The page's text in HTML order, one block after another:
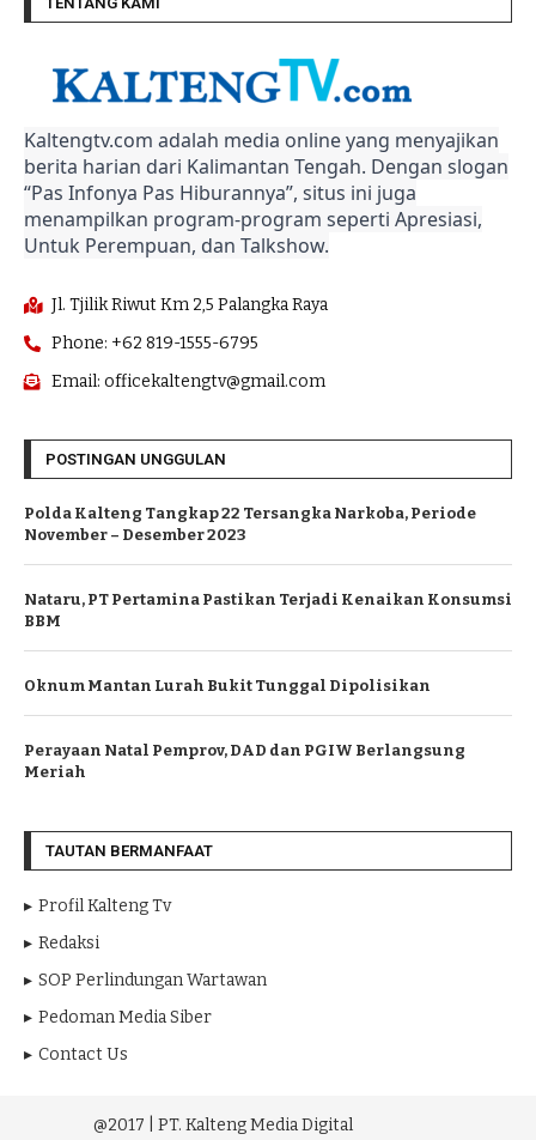
Kaltengtv.com adalah media online yang menyajikan
berita harian dari Kalimantan Tengah. Dengan slogan
“Pas Infonya Pas Hiburannya”, situs ini juga
menampilkan program-program seperti Apresiasi,
Untuk Perempuan, dan Talkshow.
Jl. Tjilik Riwut Km 2,5 Palangka Raya
Phone: +62 819-1555-6795
Email: officekaltengtv@gmail.com
POSTINGAN UNGGULAN
Polda Kalteng Tangkap 22 Tersangka Narkoba, Periode
November – Desember 2023
Nataru, PT Pertamina Pastikan Terjadi Kenaikan Konsumsi
BBM
Oknum Mantan Lurah Bukit Tunggal Dipolisikan
Perayaan Natal Pemprov, DAD dan PGIW Berlangsung
Meriah
TAUTAN BERMANFAAT
Profil Kalteng Tv
Redaksi
SOP Perlindungan Wartawan
Pedoman Media Siber
Contact Us
@2017 | PT. Kalteng Media Digital